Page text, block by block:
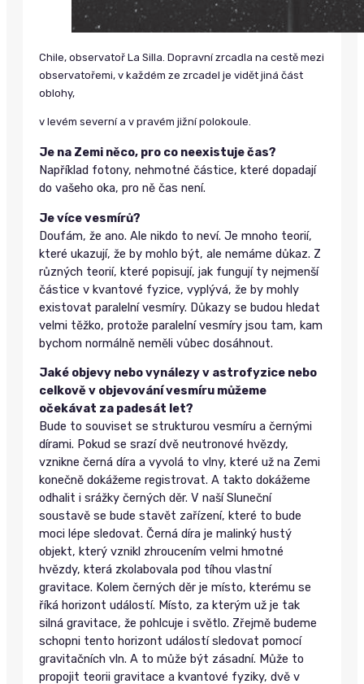
Chile, observatoř La Silla. Dopravní zrcadla na cestě mezi
observatořemi, v každém ze zrcadel je vidět jiná část
oblohy,
v levém severní a v pravém jižní polokoule.
Je na Zemi něco, pro co neexistuje čas?
Například fotony, nehmotné částice, které dopadají
do vašeho oka, pro ně čas není.
Je více vesmírů?
Doufám, že ano. Ale nikdo to neví. Je mnoho teorií,
které ukazují, že by mohlo být, ale nemáme důkaz. Z
různých teorií, které popisují, jak fungují ty nejmenší
částice v kvantové fyzice, vyplývá, že by mohly
existovat paralelní vesmíry. Důkazy se budou hledat
velmi těžko, protože paralelní vesmíry jsou tam, kam
bychom normálně neměli vůbec dosáhnout.
Jaké objevy nebo vynálezy v astrofyzice nebo
celkově v objevování vesmíru můžeme
očekávat za padesát let?
Bude to souviset se strukturou vesmíru a černými
dírami. Pokud se srazí dvě neutronové hvězdy,
vznikne černá díra a vyvolá to vlny, které už na Zemi
konečně dokážeme registrovat. A takto dokážeme
odhalit i srážky černých děr. V naší Sluneční
soustavě se bude stavět zařízení, které to bude
moci lépe sledovat. Černá díra je malinký hustý
objekt, který vznikl zhroucením velmi hmotné
hvězdy, která zkolabovala pod tíhou vlastní
gravitace. Kolem černých děr je místo, kterému se
říká horizont událostí. Místo, za kterým už je tak
silná gravitace, že pohlcuje i světlo. Zřejmě budeme
schopni tento horizont událostí sledovat pomocí
gravitačních vln. A to může být zásadní. Může to
propojit teorii gravitace a kvantové fyziky, dvě v